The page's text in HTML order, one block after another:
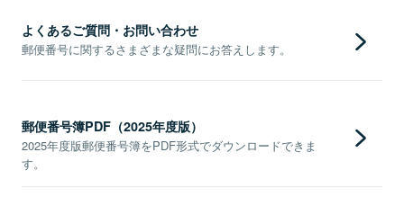
よくあるご質問・お問い合わせ
郵便番号に関するさまざまな疑問にお答えします。
郵便番号簿PDF（2025年度版）
2025年度版郵便番号簿をPDF形式でダウンロードできま
す。